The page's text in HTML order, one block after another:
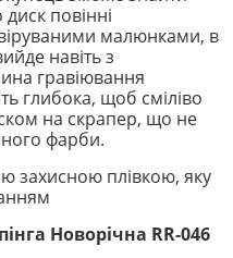
повінні
малюнками, в
навіть з
гравіювання
глибока, щоб сміліво
на скрапер, що не
фарби.
захисною плівкою, яку
Новорічна RR-046